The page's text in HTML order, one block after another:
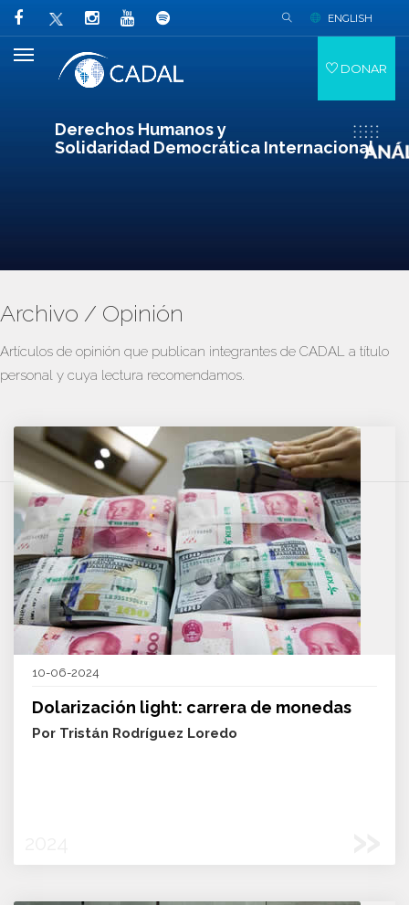
Derechos Humanos y
Solidaridad Democrática Internacional
ENGLISH
DONAR
Archivo / Opinión
Artículos de opinión que publican integrantes de CADAL a título
personal y cuya lectura recomendamos.
10-06-2024
Dolarización light: carrera de monedas
Por Tristán Rodríguez Loredo